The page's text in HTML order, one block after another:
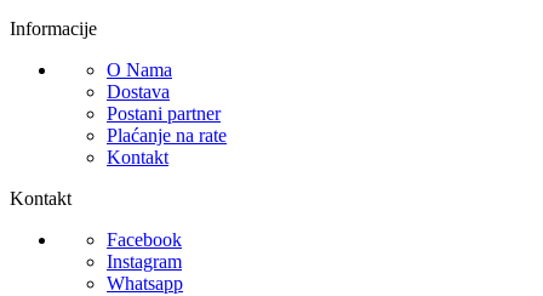
Informacije
O Nama
Dostava
Postani partner
Plaćanje na rate
Kontakt
Kontakt
Facebook
Instagram
Whatsapp